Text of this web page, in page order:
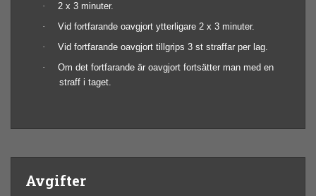
·
2 x 3 minuter.
·
Vid fortfarande oavgjort ytterligare 2 x 3 minuter.
·
Vid fortfarande oavgjort tillgrips 3 st straffar per lag.
·
Om det fortfarande är oavgjort fortsätter man med en
straff i taget.
Avgifter